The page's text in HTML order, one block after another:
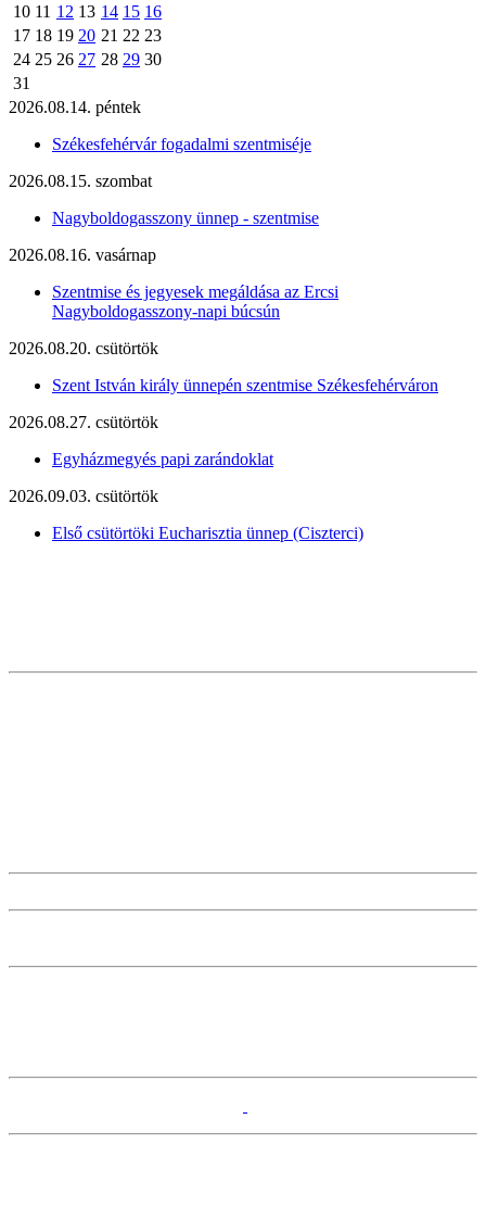
10 11 12 13 14 15 16
17 18 19 20 21 22 23
24 25 26 27 28 29 30
31
2026.08.14. péntek
Székesfehérvár fogadalmi szentmiséje
2026.08.15. szombat
Nagyboldogasszony ünnep - szentmise
2026.08.16. vasárnap
Szentmise és jegyesek megáldása az Ercsi
Nagyboldogasszony-napi búcsún
2026.08.20. csütörtök
Szent István király ünnepén szentmise Székesfehérváron
2026.08.27. csütörtök
Egyházmegyés papi zarándoklat
2026.09.03. csütörtök
Első csütörtöki Eucharisztia ünnep (Ciszterci)